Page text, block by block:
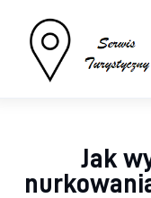
Sport
Jak